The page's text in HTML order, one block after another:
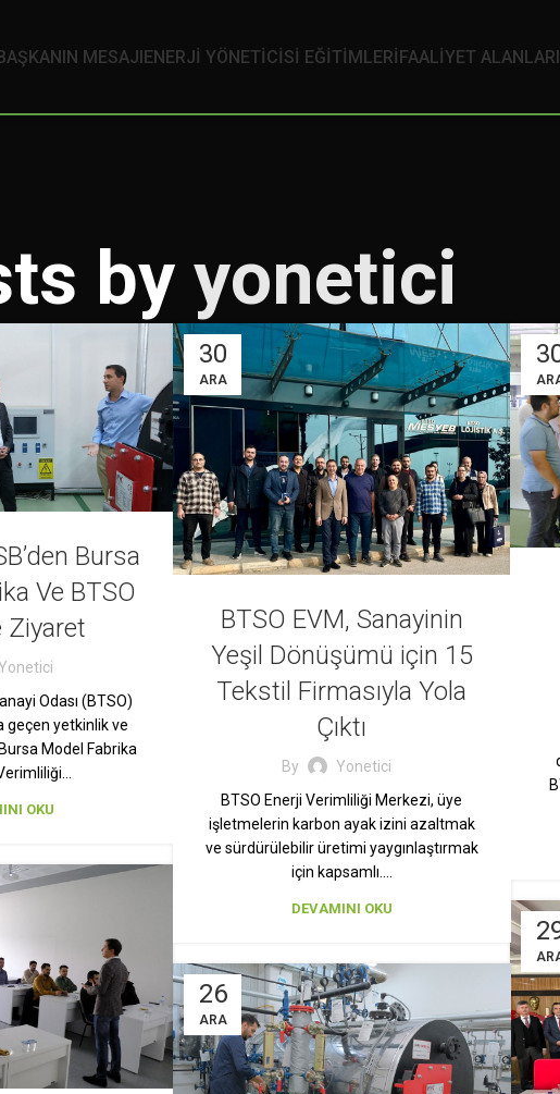
MESAJIENERJI YÖNETICISI EĞITIMLERIFAALİYET ALANLARI
by yonetici
Bursa
Ve BTSO
Ziyaret
Odası (BTSO)
geçen yetkinlik ve
Model Fabrika
OKU
30
ARA
BTSO EVM, Sanayinin
Yeşil Dönüşümü için 15
Tekstil Firmasıyla Yola
Çıktı
By
Yonetici
BTSO Enerji Verimliliği Merkezi, üye
işletmelerin karbon ayak izini azaltmak
ve sürdürülebilir üretimi yaygınlaştırmak
için kapsamlı….
DEVAMINI OKU
26
ARA